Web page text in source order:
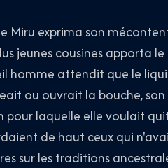
Miru exprima son
jeunes cousines apporta
homme attendit que le
ou ouvrait la bouche,
pour laquelle elle voulait
de haut ceux qui
sur les traditions